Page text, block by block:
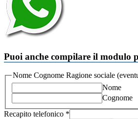
Puoi anche compilare il modulo
Nome Cognome Ragione sociale
Nome
Cognome
Recapito telefonico *